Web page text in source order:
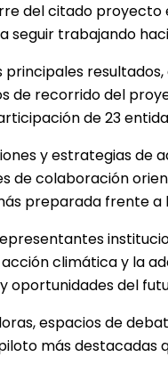
del citado proyecto
seguir trabajando
de recorrido del
de 23
y estrategias de
de colaboración
preparada frente
climática y la
oportunidades del
espacios de
más destacadas